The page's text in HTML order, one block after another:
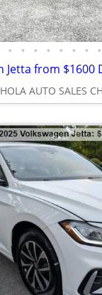
• • • • • • • •
HOLA AUTO SALES